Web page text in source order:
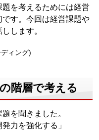
を考えるためには経営
す。今回は経営課題や
します。
ィング)
階層で考える
を聞きました。
力を強化する」